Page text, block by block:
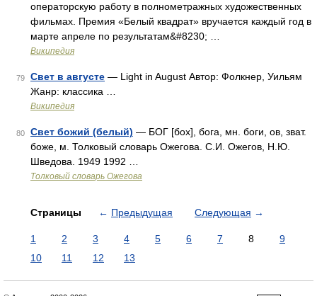
операторскую работу в полнометражных художественных
фильмах. Премия «Белый квадрат» вручается каждый год в
марте апреле по результатам&#8230; …
Википедия
79 Свет в августе — Light in August Автор: Фолкнер, Уильям
Жанр: классика …
Википедия
80 Свет божий (белый) — БОГ [бох], бога, мн. боги, ов, зват.
боже, м. Толковый словарь Ожегова. С.И. Ожегов, Н.Ю.
Шведова. 1949 1992 …
Толковый словарь Ожегова
Страницы ← Предыдущая Следующая →
1 2 3 4 5 6 7 8
9
10
11 12 13